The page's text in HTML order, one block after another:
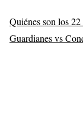
Quiénes son los
Guardianes vs